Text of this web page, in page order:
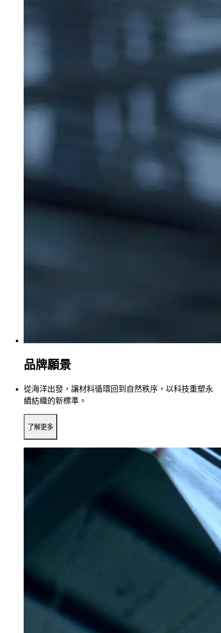
品牌願景
從海洋出發，讓材料循環回到自然秩序，以科技重塑永
續紡織的新標準。
了解更多